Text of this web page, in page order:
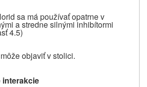
sa má používať opatrne v
a stredne silnými inhibítormi
4.5)
objaviť v stolici.
interakcie